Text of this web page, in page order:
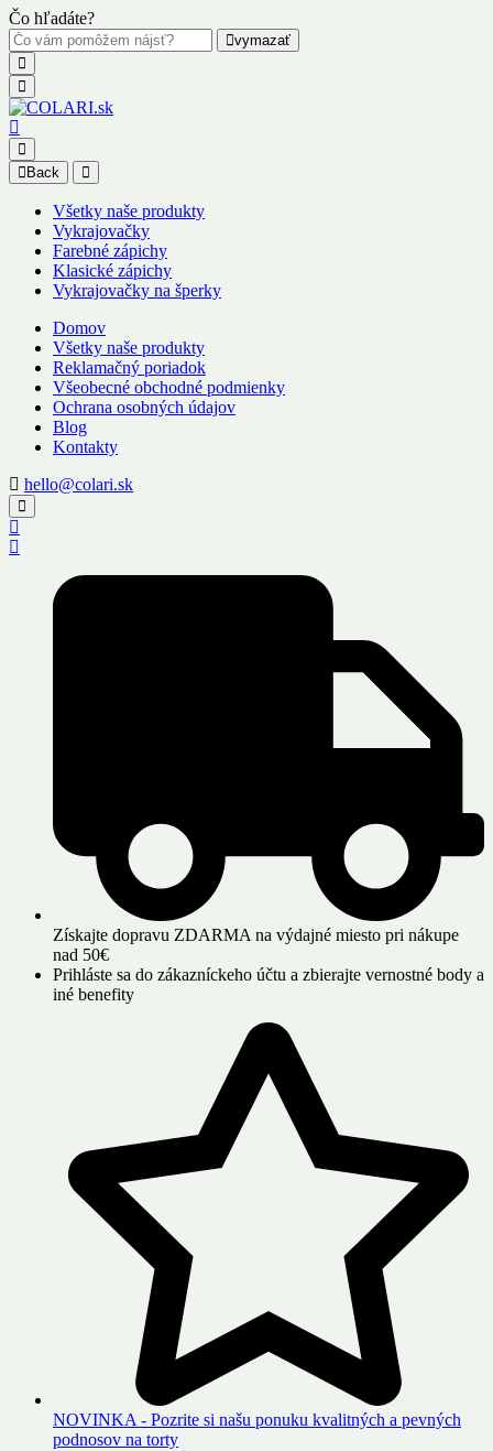
Čo hľadáte?
vymazať
Back
Všetky naše produkty
Vykrajovačky
Farebné zápichy
Klasické zápichy
Vykrajovačky na šperky
Domov
Všetky naše produkty
Reklamačný poriadok
Všeobecné obchodné podmienky
Ochrana osobných údajov
Blog
Kontakty
hello@colari.sk
Získajte dopravu ZDARMA na výdajné miesto pri nákupe
nad 50€
Prihláste sa do zákazníckeho účtu a zbierajte vernostné body a
iné benefity
NOVINKA - Pozrite si našu ponuku kvalitných a pevných
podnosov na torty